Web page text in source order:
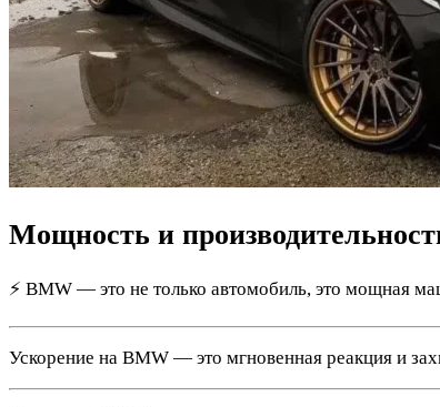
Мощность и
⚡ BMW — это не только автомобиль, это мощная
Ускорение на BMW — это мгновенная реакция и